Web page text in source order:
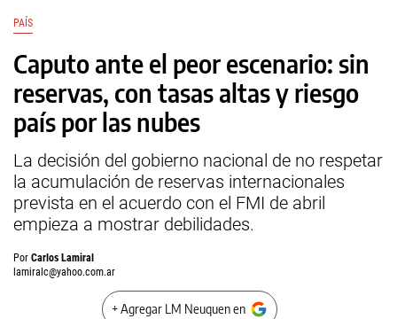
PAÍS
Caputo ante el peor escenario: sin
reservas, con tasas altas y riesgo
país por las nubes
La decisión del gobierno nacional de no respetar
la acumulación de reservas internacionales
prevista en el acuerdo con el FMI de abril
empieza a mostrar debilidades.
Por Carlos Lamiral
lamiralc@yahoo.com.ar
+ Agregar LM Neuquen en